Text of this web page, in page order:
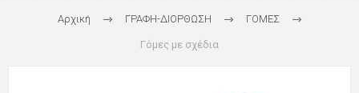
Αρχική ΓΡΑΦΗ-ΔΙΟΡΘΩΣΗ ΓΟΜΕΣ
Γόμες με σχέδια